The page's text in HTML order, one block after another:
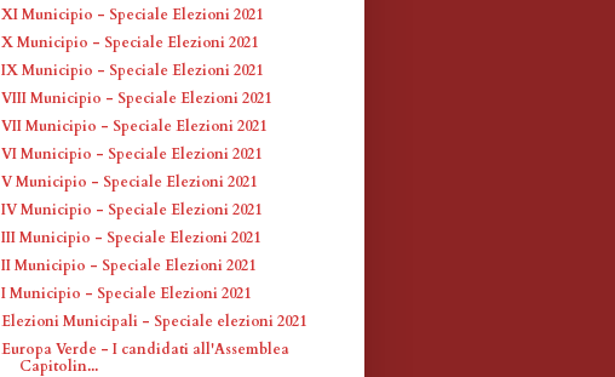
XI Municipio - Speciale Elezioni 2021
X Municipio - Speciale Elezioni 2021
IX Municipio - Speciale Elezioni 2021
VIII Municipio - Speciale Elezioni 2021
VII Municipio - Speciale Elezioni 2021
VI Municipio - Speciale Elezioni 2021
V Municipio - Speciale Elezioni 2021
IV Municipio - Speciale Elezioni 2021
III Municipio - Speciale Elezioni 2021
II Municipio - Speciale Elezioni 2021
I Municipio - Speciale Elezioni 2021
Elezioni Municipali - Speciale elezioni 2021
Europa Verde - I candidati all'Assemblea
Capitolin...